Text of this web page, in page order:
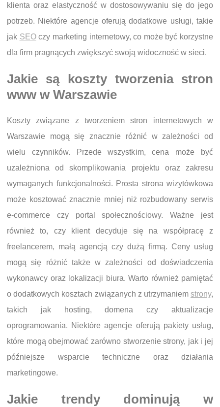
klienta oraz elastyczność w dostosowywaniu się do jego
potrzeb. Niektóre agencje oferują dodatkowe usługi, takie
jak SEOczy marketing internetowy, co może być korzystne
dla firm pragnących zwiększyć swoją widoczność w sieci.
Jakie są koszty tworzenia stron
www w Warszawie
Koszty związane z tworzeniem stron internetowych w
Warszawie mogą się znacznie różnić w zależności od
wielu czynników. Przede wszystkim, cena może być
uzależniona od skomplikowania projektu oraz zakresu
wymaganych funkcjonalności. Prosta strona wizytówkowa
może kosztować znacznie mniej niż rozbudowany serwis
e-commerce czy portal społecznościowy. Ważne jest
również to, czy klient decyduje się na współpracę z
freelancerem, małą agencją czy dużą firmą. Ceny usług
mogą się różnić także w zależności od doświadczenia
wykonawcy oraz lokalizacji biura. Warto również pamiętać
o dodatkowych kosztach związanych z utrzymaniem strony,
takich jak hosting, domena czy aktualizacje
oprogramowania. Niektóre agencje oferują pakiety usług,
które mogą obejmować zarówno stworzenie strony, jak i jej
późniejsze wsparcie techniczne oraz działania
marketingowe.
Jakie trendy dominują w